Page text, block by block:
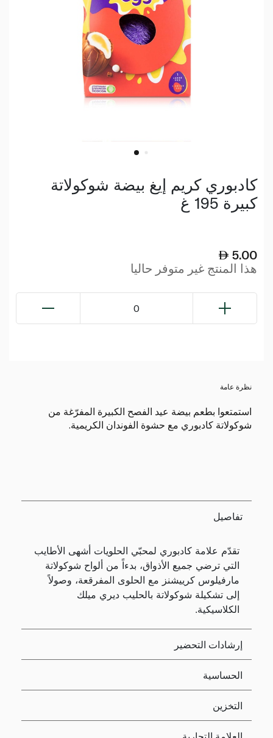
كادبوري كريم إيغ بيضة شوكولاتة
كبيرة 195 غ
5.00
هذا المنتج غير متوفر حاليا
0
نظرة عامة
استمتعوا بطعم بيضة عيد الفصح الكبيرة المفرّغة من
شوكولاتة كادبوري مع حشوة الفوندان الكريمية.
تفاصيل
تقدّم علامة كادبوري لمحبّي الحلويات أشهى الأطايب
التي ترضي جميع الأذواق، بدءاً من ألواح شوكولاتة
مارفيلوس كرييشنز مع الحلوى المفرقعة، وصولاً
إلى تشكيلة شوكولاتة بالحليب ديري ميلك
الكلاسيكية.
إرشادات التحضير
الحساسية
التخزين